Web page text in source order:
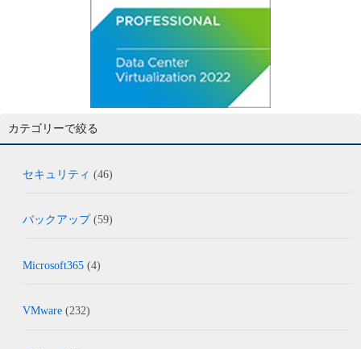
カテゴリーで絞る
セキュリティ (46)
バックアップ(59)
Microsoft365 (4)
VMware (232)